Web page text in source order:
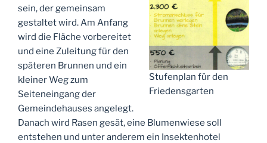
Stufenplan für den
Friedensgarten
sein, der gemeinsam
gestaltet wird. Am Anfang
wird die Fläche vorbereitet
und eine Zuleitung für den
späteren Brunnen und ein
kleiner Weg zum
Seiteneingang der
Gemeindehauses angelegt.
Danach wird Rasen gesät, eine Blumenwiese soll
entstehen und unter anderem ein Insektenhotel